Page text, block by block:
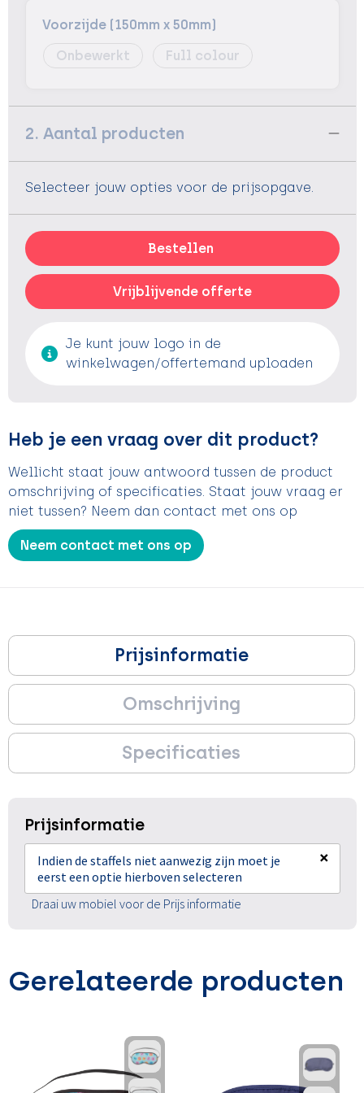
Voorzijde (150mm x 50mm)
Onbewerkt
Full colour
2. Aantal producten
Selecteer jouw opties voor de prijsopgave.
Bestellen
Vrijblijvende offerte
Je kunt jouw logo in de
winkelwagen/offertemand uploaden
Heb je een vraag over dit product?
Wellicht staat jouw antwoord tussen de product
omschrijving of specificaties. Staat jouw vraag er
niet tussen? Neem dan contact met ons op
Neem contact met ons op
Prijsinformatie
Omschrijving
Specificaties
Prijsinformatie
Indien de staffels niet aanwezig zijn moet je
eerst een optie hierboven selecteren
×
Draai uw mobiel voor de Prijs informatie
Gerelateerde producten